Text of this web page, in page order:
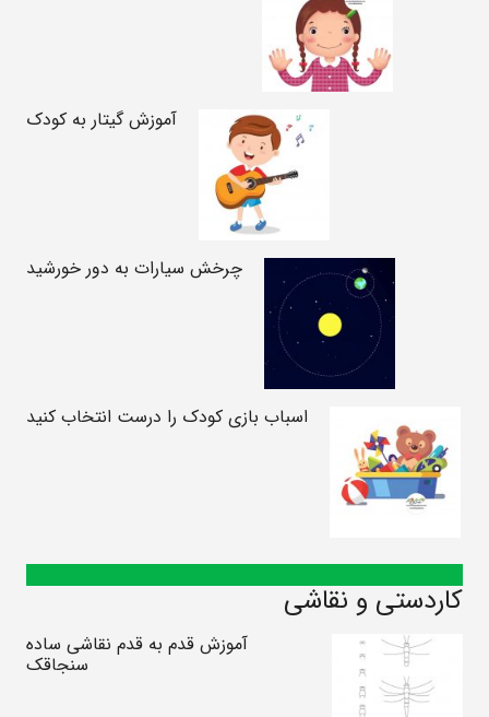
آموزش گیتار به کودک
چرخش سیارات به دور خورشید
اسباب بازی کودک را درست انتخاب کنید
کاردستی و نقاشی
آموزش قدم به قدم نقاشی ساده
سنجاقک